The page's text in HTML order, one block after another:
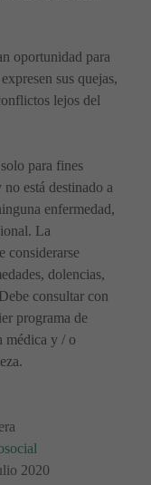
oportunidad para
sus quejas,
lejos del
para fines
está destinado a
enfermedad,
La
considerarse
dolencias,
consultar con
programa de
médica y / o
2020